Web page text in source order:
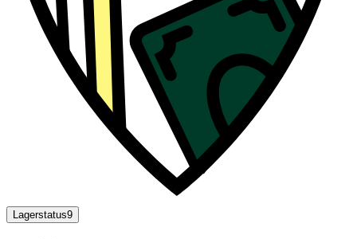
Lagerstatus9